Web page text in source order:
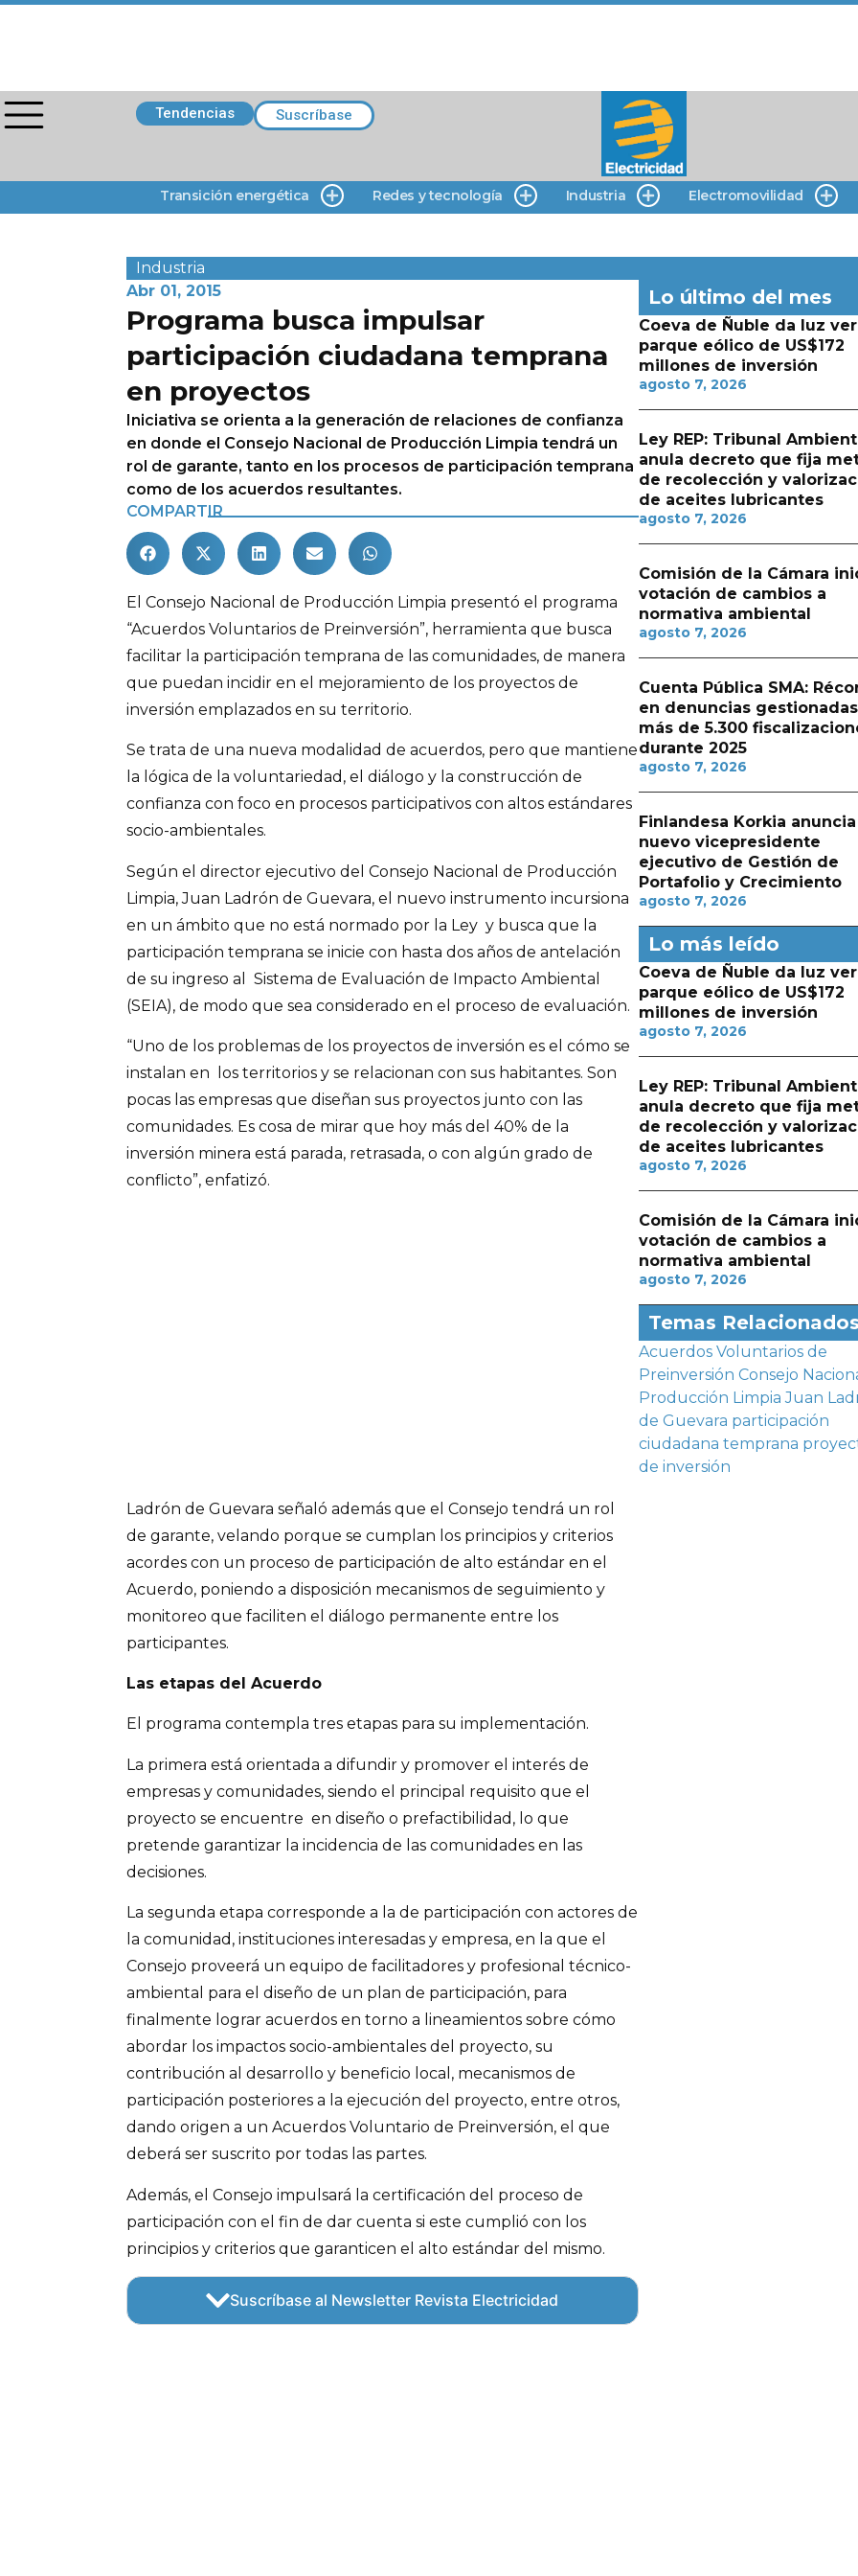
Tendencias Suscríbase
Transición energética Redes y tecnología Industria Electromovilidad
Industria
Abr 01, 2015
Programa busca impulsar
participación ciudadana temprana
en proyectos
Iniciativa se orienta a la generación de relaciones de confianza
en donde el Consejo Nacional de Producción Limpia tendrá un
rol de garante, tanto en los procesos de participación temprana
como de los acuerdos resultantes.
COMPARTIR
El Consejo Nacional de Producción Limpia presentó el programa
“Acuerdos Voluntarios de Preinversión”, herramienta que busca
facilitar la participación temprana de las comunidades, de manera
que puedan incidir en el mejoramiento de los proyectos de
inversión emplazados en su territorio.
Se trata de una nueva modalidad de acuerdos, pero que mantiene
la lógica de la voluntariedad, el diálogo y la construcción de
confianza con foco en procesos participativos con altos estándares
socio-ambientales.
Según el director ejecutivo del Consejo Nacional de Producción
Limpia, Juan Ladrón de Guevara, el nuevo instrumento incursiona
en un ámbito que no está normado por la Ley y busca que la
participación temprana se inicie con hasta dos años de antelación
de su ingreso al Sistema de Evaluación de Impacto Ambiental
(SEIA), de modo que sea considerado en el proceso de evaluación.
“Uno de los problemas de los proyectos de inversión es el cómo se
instalan en los territorios y se relacionan con sus habitantes. Son
pocas las empresas que diseñan sus proyectos junto con las
comunidades. Es cosa de mirar que hoy más del 40% de la
inversión minera está parada, retrasada, o con algún grado de
conflicto”, enfatizó.
Ladrón de Guevara señaló además que el Consejo tendrá un rol
de garante, velando porque se cumplan los principios y criterios
acordes con un proceso de participación de alto estándar en el
Acuerdo, poniendo a disposición mecanismos de seguimiento y
monitoreo que faciliten el diálogo permanente entre los
participantes.
Las etapas del Acuerdo
El programa contempla tres etapas para su implementación.
La primera está orientada a difundir y promover el interés de
empresas y comunidades, siendo el principal requisito que el
proyecto se encuentre en diseño o prefactibilidad, lo que
pretende garantizar la incidencia de las comunidades en las
decisiones.
La segunda etapa corresponde a la de participación con actores de
la comunidad, instituciones interesadas y empresa, en la que el
Consejo proveerá un equipo de facilitadores y profesional técnico-
ambiental para el diseño de un plan de participación, para
finalmente lograr acuerdos en torno a lineamientos sobre cómo
abordar los impactos socio-ambientales del proyecto, su
contribución al desarrollo y beneficio local, mecanismos de
participación posteriores a la ejecución del proyecto, entre otros,
dando origen a un Acuerdos Voluntario de Preinversión, el que
deberá ser suscrito por todas las partes.
Además, el Consejo impulsará la certificación del proceso de
participación con el fin de dar cuenta si este cumplió con los
principios y criterios que garanticen el alto estándar del mismo.
Suscríbase al Newsletter Revista Electricidad
Lo último del mes
Coeva de Ñuble da luz
parque eólico de US$172
millones de inversión
agosto 7, 2026
Ley REP: Tribunal
anula decreto que fija
de recolección y
de aceites lubricantes
agosto 7, 2026
Comisión de la Cámara
votación de cambios a
normativa ambiental
agosto 7, 2026
Cuenta Pública SMA:
en denuncias
más de 5.300
durante 2025
agosto 7, 2026
Finlandesa Korkia anuncia
nuevo vicepresidente
ejecutivo de Gestión de
Portafolio y Crecimiento
agosto 7, 2026
Lo más leído
Coeva de Ñuble da luz
parque eólico de US$172
millones de inversión
agosto 7, 2026
Ley REP: Tribunal
anula decreto que fija
de recolección y
de aceites lubricantes
agosto 7, 2026
Comisión de la Cámara
votación de cambios a
normativa ambiental
agosto 7, 2026
Temas Relacionados
Acuerdos Voluntarios de
Preinversión Consejo
Producción Limpia Juan
de Guevara participación
ciudadana temprana
de inversión